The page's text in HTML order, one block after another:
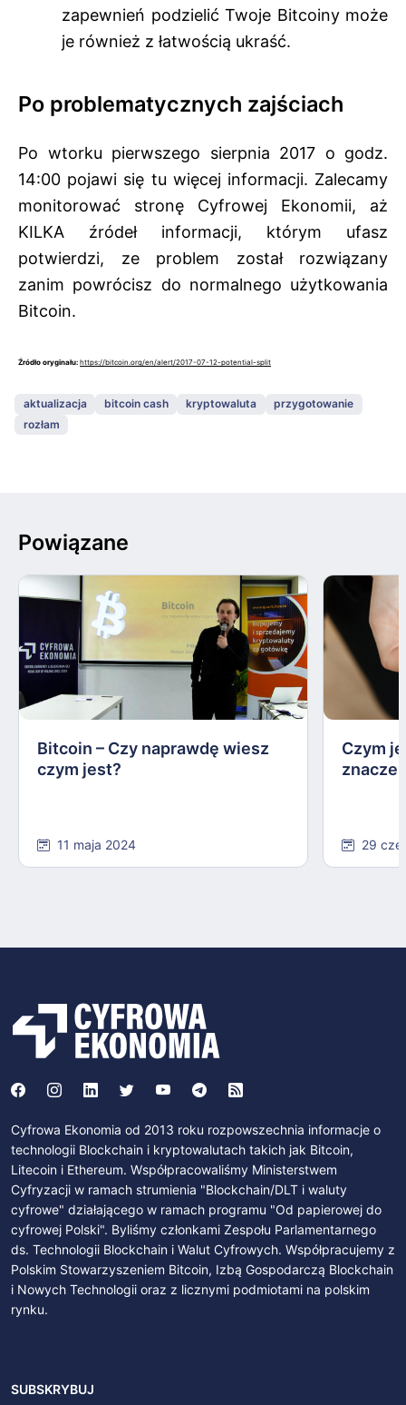
zapewnień podzielić Twoje Bitcoiny może
je również z łatwością ukraść.
Po problematycznych zajściach
Po wtorku pierwszego sierpnia 2017 o godz.
14:00 pojawi się tu więcej informacji. Zalecamy
monitorować stronę Cyfrowej Ekonomii, aż
KILKA źródeł informacji, którym ufasz
potwierdzi, ze problem został rozwiązany
zanim powrócisz do normalnego użytkowania
Bitcoin.
Źródło oryginału: https://bitcoin.org/en/alert/2017-07-12-potential-split
aktualizacja bitcoin cash kryptowaluta
przygotowanie
rozłam
Powiązane
Bitcoin – Czy naprawdę wiesz
czym jest?
11 maja 2024
Czym
29
Cyfrowa Ekonomia od 2013 roku rozpowszechnia informacje o
technologii Blockchain i kryptowalutach takich jak Bitcoin,
Litecoin i Ethereum. Współpracowaliśmy Ministerstwem
Cyfryzacji w ramach strumienia "Blockchain/DLT i waluty
cyfrowe" działającego w ramach programu "Od papierowej do
cyfrowej Polski". Byliśmy członkami Zespołu Parlamentarnego
ds. Technologii Blockchain i Walut Cyfrowych. Współpracujemy z
Polskim Stowarzyszeniem Bitcoin, Izbą Gospodarczą Blockchain
i Nowych Technologii oraz z licznymi podmiotami na polskim
rynku.
SUBSKRYBUJ